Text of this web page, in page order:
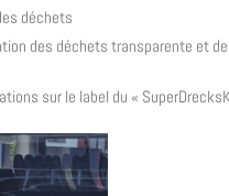
déchets
des déchets transparente et
sur le label du «